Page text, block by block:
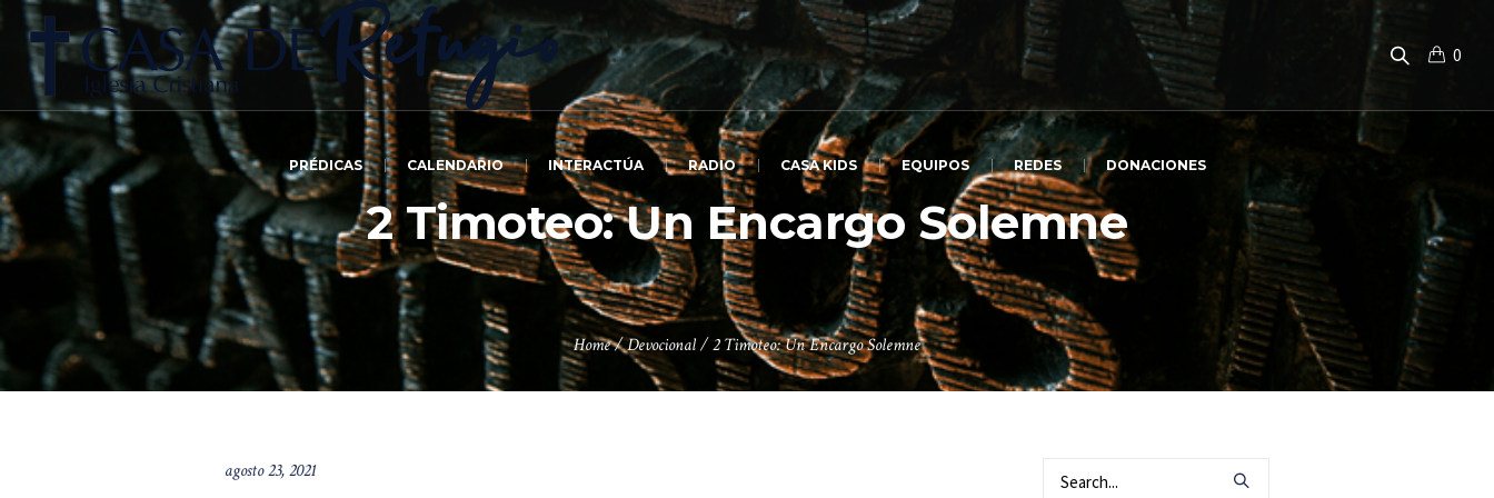
0
PRÉDICAS CALENDARIO INTERACTÚA RADIO CASA KIDS EQUIPOS REDES DONACIONES
2 Timoteo: Un Encargo Solemne
Home/Devocional/2 Timoteo: Un Encargo Solemne
agosto 23, 2021